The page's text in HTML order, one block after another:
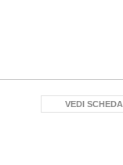
VEDI SCHEDA